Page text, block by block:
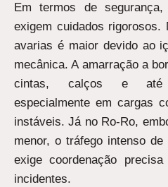
Em termos de
exigem cuidados
avarias é maior devido ao
mecânica. A amarração a
cintas, calços e até
especialmente em cargas
instáveis. Já no Ro-Ro,
menor, o tráfego intenso
exige coordenação
incidentes.